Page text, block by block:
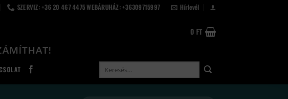
SZERVIZ: +36 20 467 4475 WEBÁRUHÁZ: +36309715997 Hírlevél
0 FT
Keresés
következőre: